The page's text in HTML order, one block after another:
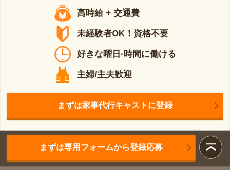
高時給 + 交通費
未経験者OK！資格不要
好きな曜日·時間に働ける
主婦/主夫歓迎
まずは家事代行キャストに登録
まずは専用フォームから登録応募